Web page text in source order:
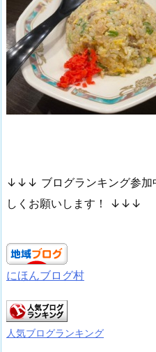
↓↓↓ ブログランキング参加
しくお願いします！ ↓↓↓
にほんブログ村
人気ブログランキング